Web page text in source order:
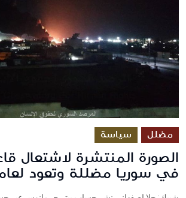
مضلل سياسة
الصورة المنتشرة لاشتعال
في سوريا مضللة وتعود لعام